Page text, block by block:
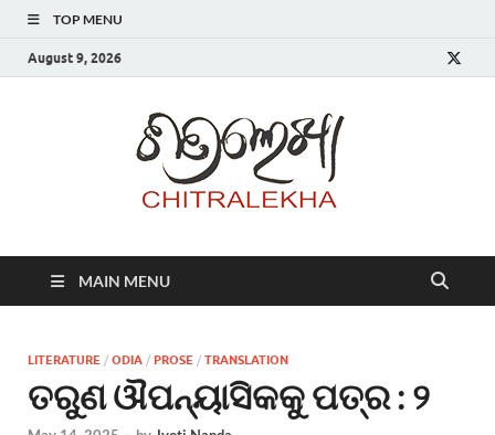
TOP MENU
August 9, 2026
MAIN MENU
LITERATURE / ODIA / PROSE / TRANSLATION
ତରୁଣ ଔପନ୍ୟାସିକକୁ ପତ୍ର : ୨